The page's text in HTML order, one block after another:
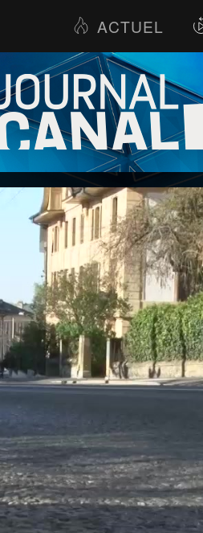
ACTUEL